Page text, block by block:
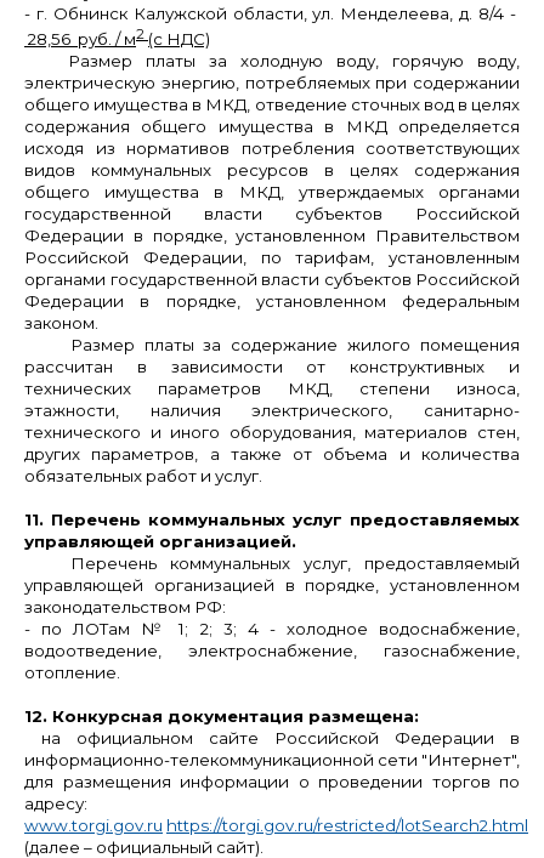
- г. Обнинск Калужской области, ул. Менделеева, д. 8/4 -
28,56 руб. / м2 (с НДС)
Размер платы за холодную воду, горячую воду,
электрическую энергию, потребляемых при содержании
общего имущества в МКД, отведение сточных вод в целях
содержания общего имущества в МКД определяется
исходя из нормативов потребления соответствующих
видов коммунальных ресурсов в целях содержания
общего имущества в МКД, утверждаемых органами
государственной власти субъектов Российской
Федерации в порядке, установленном Правительством
Российской Федерации, по тарифам, установленным
органами государственной власти субъектов Российской
Федерации в порядке, установленном федеральным
законом.
Размер платы за содержание жилого помещения
рассчитан в зависимости от конструктивных и
технических параметров МКД, степени износа,
этажности, наличия электрического, санитарно-
технического и иного оборудования, материалов стен,
других параметров, а также от объема и количества
обязательных работ и услуг.
11. Перечень коммунальных услуг предоставляемых
управляющей организацией.
Перечень коммунальных услуг, предоставляемый
управляющей организацией в порядке, установленном
законодательством РФ:
- по ЛОТам № 1; 2; 3; 4 - холодное водоснабжение,
водоотведение, электроснабжение, газоснабжение,
отопление.
12. Конкурсная документация размещена:
на официальном сайте Российской Федерации в
информационно-телекоммуникационной сети "Интернет",
для размещения информации о проведении торгов по
адресу:
www.torgi.gov.ru https://torgi.gov.ru/restricted/lotSearch2.html
(далее – официальный сайт).